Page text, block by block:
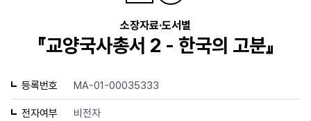
소장자료·도서별
『교양국사총서 2 - 한국의 고분』
등록번호 MA-01-00035333
전자여부 비전자